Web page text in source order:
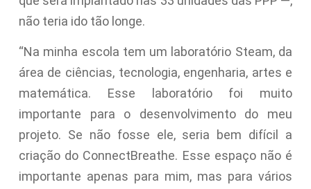
não teria ido tão longe.
“Na minha escola tem um laboratório Steam, da
área de ciências, tecnologia, engenharia, artes e
matemática. Esse laboratório foi muito
importante para o desenvolvimento do meu
projeto. Se não fosse ele, seria bem difícil a
criação do ConnectBreathe. Esse espaço não é
importante apenas para mim, mas para vários